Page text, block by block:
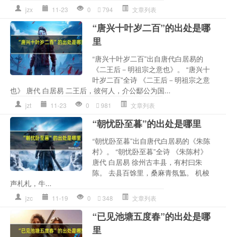
jzx 11-23 0 794 文章列表
“唐兴十叶岁二百”的出处是哪
里
“唐兴十叶岁二百”出自唐代白居易的
《二王后－明祖宗之意也》。 “唐兴十
叶岁二百”全诗 《二王后－明祖宗之意
也》 唐代 白居易 二王后，彼何人，介公酅公为国...
jzt 11-23 0 981 文章列表
“朝忧卧至暮”的出处是哪里
“朝忧卧至暮”出自唐代白居易的《朱陈
村》。 “朝忧卧至暮”全诗 《朱陈村》
唐代 白居易 徐州古丰县，有村曰朱
陈。 去县百馀里，桑麻青氛氲。 机梭
声札札，牛...
jzc 11-19 0 348 文章列表
“已见池塘五度春”的出处是哪
里